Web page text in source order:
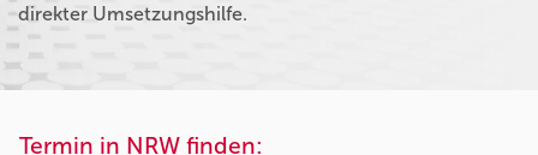
direkter Umsetzungshilfe.
Termin in NRW finden: